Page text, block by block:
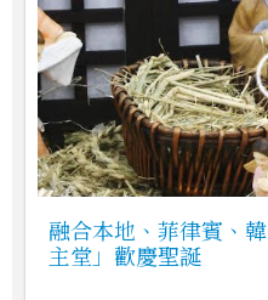
融合本地、菲律賓、
主堂」歡慶聖誕